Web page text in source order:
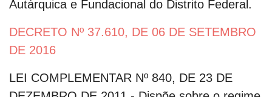
Autárquica e Fundacional do Distrito Federal.
DECRETO Nº 37.610, DE 06 DE SETEMBRO
DE 2016
LEI COMPLEMENTAR Nº 840, DE 23 DE